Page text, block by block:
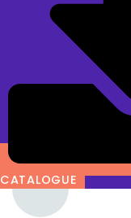
CATALOGUE